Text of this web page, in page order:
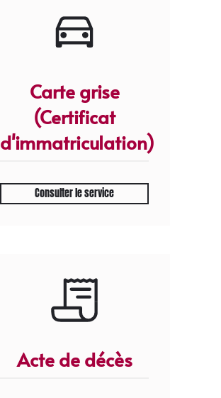
Carte grise
(Certificat
d'immatriculation)
Consulter le service
Acte de décès